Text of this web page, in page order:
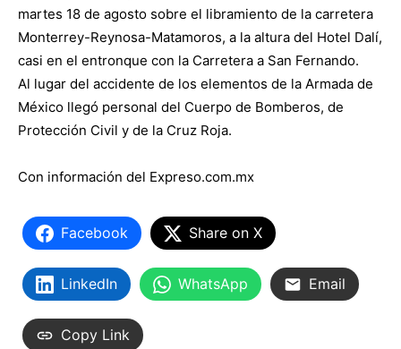
martes 18 de agosto sobre el libramiento de la carretera
Monterrey-Reynosa-Matamoros, a la altura del Hotel Dalí,
casi en el entronque con la Carretera a San Fernando.
Al lugar del accidente de los elementos de la Armada de
México llegó personal del Cuerpo de Bomberos, de
Protección Civil y de la Cruz Roja.
Con información del Expreso.com.mx
Facebook Share on X
LinkedIn WhatsApp Email
Copy Link